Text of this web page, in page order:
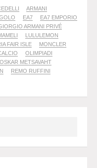
ARMANI
EA7
EA7 EMPORIO
ARMANI PRIVÉ
LULULEMON
FAIR ISLE
MONCLER
OLIMPIADI
OSKAR METSAVAHT
REMO RUFFINI